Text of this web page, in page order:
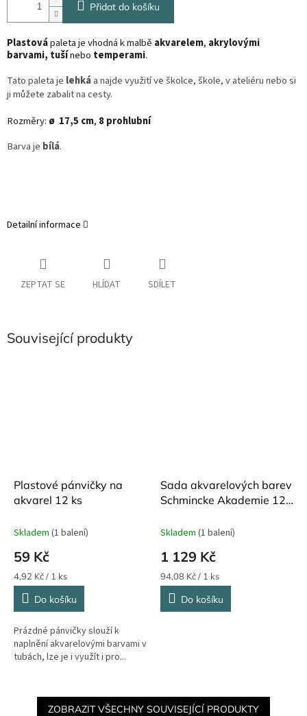
Přidat do košíku
Plastovápaleta je vhodná k malbě akvarelem, akrylovými
barvami, tušínebo temperami.
Tato paleta je lehkáa najde využití ve školce, škole, v ateliéru nebo si
ji můžete zabalit na cesty.
Rozměry: ø 17,5 cm, 8 prohlubní
Barva je bílá.
Detailní informace
ZEPTAT SE HLÍDAT SDÍLET
Související produkty
Plastové pánvičky na
akvarel 12 ks
Skladem (1 balení)
59 Kč
Měrná
cena:
4,92 Kč / 1 ks
Do košíku
Prázdné pánvičky slouží k
naplnění akvarelovými barvami v
tubách, lze je i využít i pro...
Sada akvarelových barev
Schmincke Akademie 12
Skladem (1 balení)
1 129 Kč
Měrná
cena:
94,08 Kč / 1 ks
Do košíku
ZOBRAZIT VŠECHNY SOUVISEJÍCÍ PRODUKTY